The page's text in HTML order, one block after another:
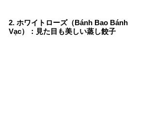
2. ホワイトローズ（Bánh Bao Bánh
Vạc）：見た目も美しい蒸し餃子